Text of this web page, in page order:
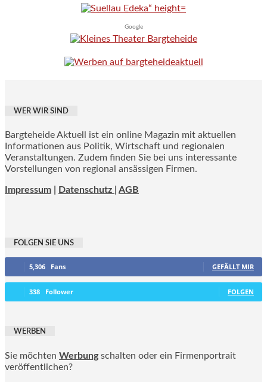
Google
WER WIR SIND
Bargteheide Aktuell ist ein online Magazin mit aktuellen
Informationen aus Politik, Wirtschaft und regionalen
Veranstaltungen. Zudem finden Sie bei uns interessante
Vorstellungen von regional ansässigen Firmen.
Impressum Datenschutz | AGB
FOLGEN SIE UNS
5,306 Fans GEFÄLLT MIR
338 Follower FOLGEN
WERBEN
Sie möchten Werbung schalten oder ein Firmenportrait
veröffentlichen?